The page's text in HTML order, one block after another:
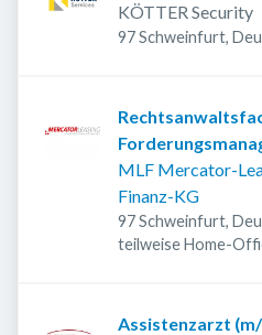
KÖTTER Security
97 Schweinfurt,
MLF Mercator-
Finanz-KG
97 Schweinfurt,
teilweise Home-
Assistenzarzt